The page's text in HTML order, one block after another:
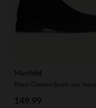
Manfield
149.99